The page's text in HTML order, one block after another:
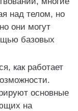
над телом, но
они могут
базовых
как работает
основные
на